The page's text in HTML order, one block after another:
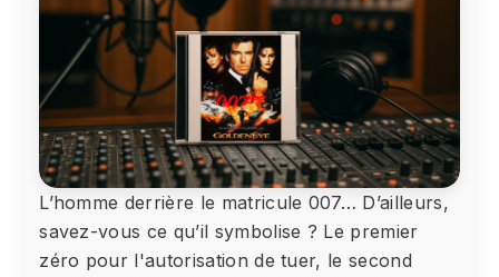
L’homme derrière le matricule 007… D’ailleurs,
savez-vous ce qu’il symbolise ? Le premier
zéro pour l'autorisation de tuer, le second